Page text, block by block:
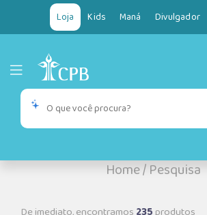
Loja Kids Maná Divulgador
Home/Pesquisa